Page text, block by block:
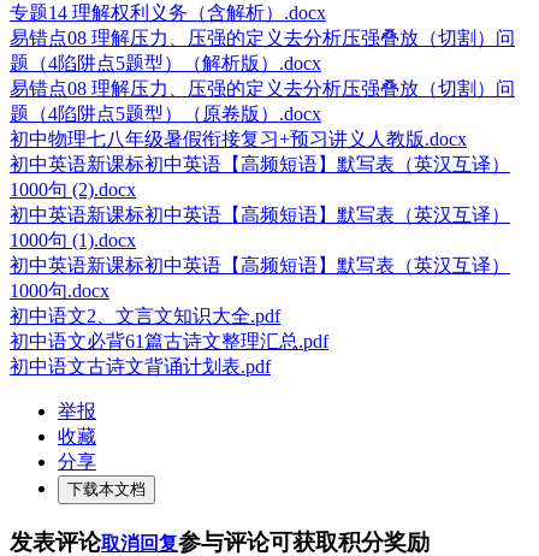
专题14 理解权利义务（含解析）.docx
易错点08 理解压力、压强的定义去分析压强叠放（切割）问
题（4陷阱点5题型）（解析版）.docx
易错点08 理解压力、压强的定义去分析压强叠放（切割）问
题（4陷阱点5题型）（原卷版）.docx
初中物理七八年级暑假衔接复习+预习讲义人教版.docx
初中英语新课标初中英语【高频短语】默写表（英汉互译）
1000句 (2).docx
初中英语新课标初中英语【高频短语】默写表（英汉互译）
1000句 (1).docx
初中英语新课标初中英语【高频短语】默写表（英汉互译）
1000句.docx
初中语文2、文言文知识大全.pdf
初中语文必背61篇古诗文整理汇总.pdf
初中语文古诗文背诵计划表.pdf
举报
收藏
分享
下载本文档
发表评论取消回复参与评论可获取积分奖励